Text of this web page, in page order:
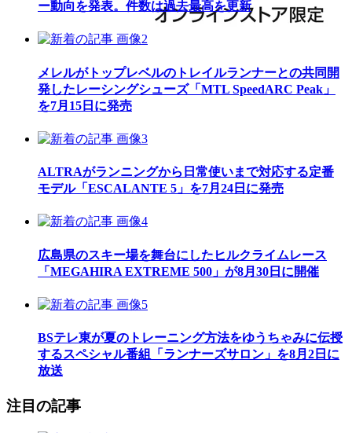
ー動向を発表。件数は過去最高を更新
メレルがトップレベルのトレイルランナーとの共同開
発したレーシングシューズ「MTL SpeedARC Peak」
を7月15日に発売
ALTRAがランニングから日常使いまで対応する定番
モデル「ESCALANTE 5」を7月24日に発売
広島県のスキー場を舞台にしたヒルクライムレース
「MEGAHIRA EXTREME 500」が8月30日に開催
BSテレ東が夏のトレーニング方法をゆうちゃみに伝授
するスペシャル番組「ランナーズサロン」を8月2日に
放送
注目の記事